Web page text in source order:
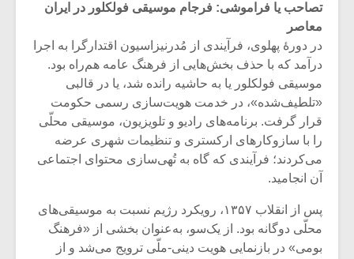
تصاحب یا فراموشی: فرجام موسیقی فولکلور در ایران
معاصر
در دورۀ پهلوی، فرآیندی از مُدرنیزاسیون اقتدارگرا به اجرا
درآمد که با حذف بخش‌هایی از فرهنگ عامه هم‌راه بود.
موسیقی فولکلور یا به حاشیه رانده شد، یا در قالبی
«تلطیف‌شده»، در خدمت هویت‌سازی رسمی حکومت
قرار گرفت. برنامه‌های رادیو و تلویزیون، موسیقی محلّی
را با سازوکارهای ارکستری و تنظیمات شهری عرضه
می‌کردند؛ فرآیندی که گاه به تُهی‌سازی محتوای اجتماعی
آن انجامید.
پس از انقلاب ۱۳۵۷، رویکرد رژیم نسبت به موسیقی‌های
محلّی دوگانه بود. از یک‌سو، به‌عنوان بخشی از «فرهنگ
بومی» در بازنمایی هویت دینی-ملّی ترویج می‌شد و از